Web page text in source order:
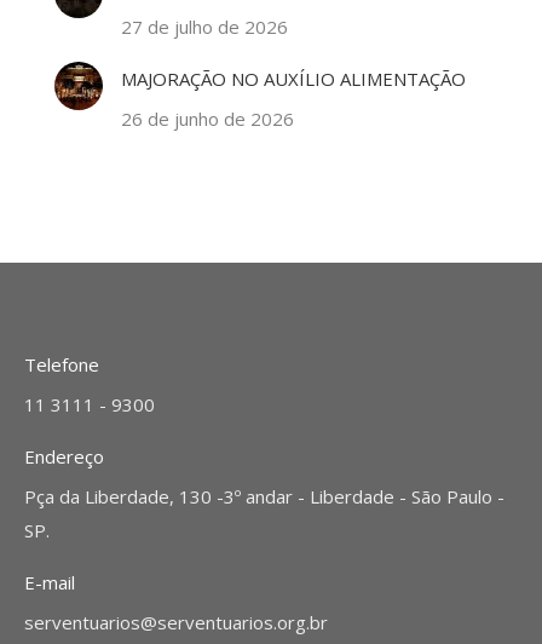
27 de julho de 2026
MAJORAÇÃO NO AUXÍLIO ALIMENTAÇÃO
26 de junho de 2026
Telefone
11 3111 - 9300
Endereço
Pça da Liberdade, 130 -3º andar - Liberdade - São Paulo -
SP.
E-mail
serventuarios@serventuarios.org.br